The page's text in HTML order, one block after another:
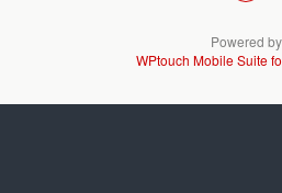
Powered by
WPtouch Mobile Suite